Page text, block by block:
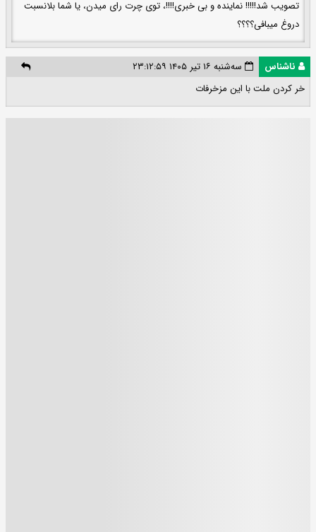
تصویب شد!!!!! نماینده و بی خبری!!!!، توی چرت رای میدن، یا شما بلانسبت
دروغ میبافی؟؟؟؟
ناشناس
سه‌شنبه ۱۶ تیر ۱۴۰۵ ۲۳:۱۲:۵۹
خر کردن ملت با این مزخرفات